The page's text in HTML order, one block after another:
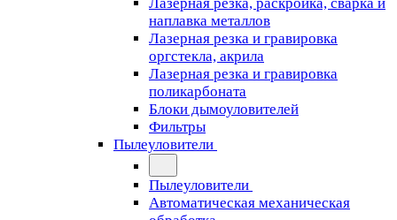
наплавка металлов
Лазерная резка и гравировка
оргстекла, акрила
Лазерная резка и гравировка
поликарбоната
Блоки дымоуловителей
Фильтры
Пылеуловители
Пылеуловители
Автоматическая механическая